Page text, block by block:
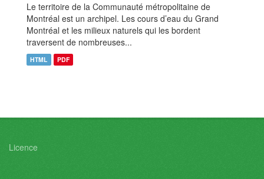
Le territoire de la Communauté métropolitaine de
Montréal est un archipel. Les cours d’eau du Grand
Montréal et les milieux naturels qui les bordent
traversent de nombreuses...
HTML PDF
Licence